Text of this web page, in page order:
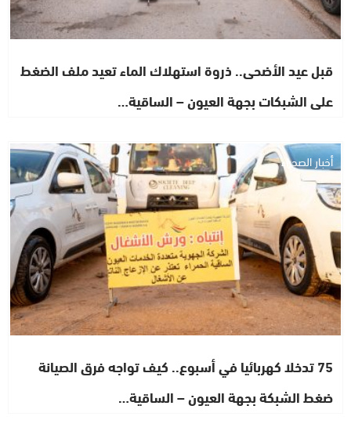
قبل عيد الأضحى.. ذروة استهلاك الماء تعيد ملف الضغط
على الشبكات بجهة العيون – الساقية…
أخبار الصحراء
75 تدخلا كهربائيا في أسبوع.. كيف تواجه فرق الصيانة
ضغط الشبكة بجهة العيون – الساقية…